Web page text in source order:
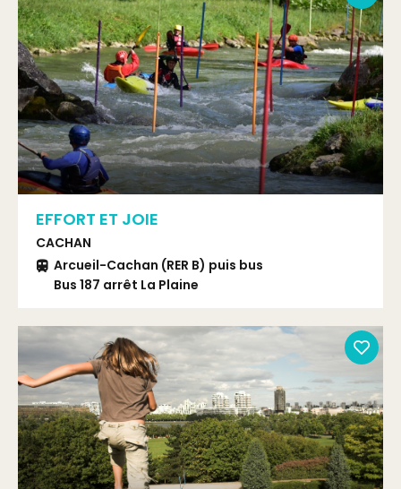
EFFORT ET JOIE
CACHAN
Arcueil-Cachan (RER B) puis bus
Bus 187 arrêt La Plaine